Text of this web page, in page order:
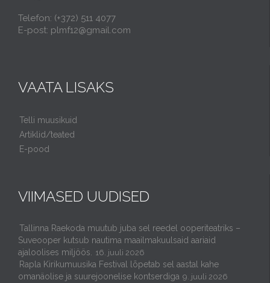
Telefon: (+372) 511 4077
E-post: plmf12@gmail.com
VAATA LISAKS
Telli muusikuid
Artiklid/teated
E-pood
VIIMASED UUDISED
Tallinna Raekoda muutub juba sel reedel ooperiteatriks –
Suveooper kutsub nautima maailmakuulsaid aariaid
ajaloolises miljöös.
16. juuli 2026
Rapla Kirikumuusika Festival lõpetab sel aastal kahe
omanäolise ja suurejoonelise kontserdiga 9. juuli 2026